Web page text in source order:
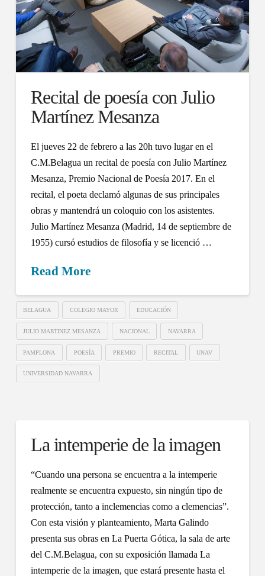
Recital de poesía con Julio
Martínez Mesanza
El jueves 22 de febrero a las 20h tuvo lugar en el
C.M.Belagua un recital de poesía con Julio Martínez
Mesanza, Premio Nacional de Poesía 2017. En el
recital, el poeta declamó algunas de sus principales
obras y mantendrá un coloquio con los asistentes.
Julio Martínez Mesanza (Madrid, 14 de septiembre de
1955) cursó estudios de filosofía y se licenció …
Read More
BELAGUA COLEGIO MAYOR EDUCACIÓN
JULIO MARTINEZ MESANZA NACIONAL NAVARRA
PAMPLONA POESÍA PREMIO RECITAL UNAV
UNIVERSIDAD NAVARRA
La intemperie de la imagen
“Cuando una persona se encuentra a la intemperie
realmente se encuentra expuesto, sin ningún tipo de
protección, tanto a inclemencias como a clemencias”.
Con esta visión y planteamiento, Marta Galindo
presenta sus obras en La Puerta Gótica, la sala de arte
del C.M.Belagua, con su exposición llamada La
intemperie de la imagen, que estará presente hasta el